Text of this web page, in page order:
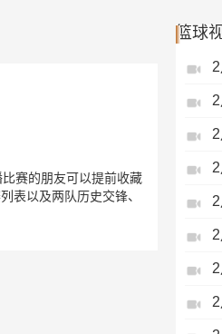
赛的朋友可以提前收藏
表以及两队历史交锋、
篮球